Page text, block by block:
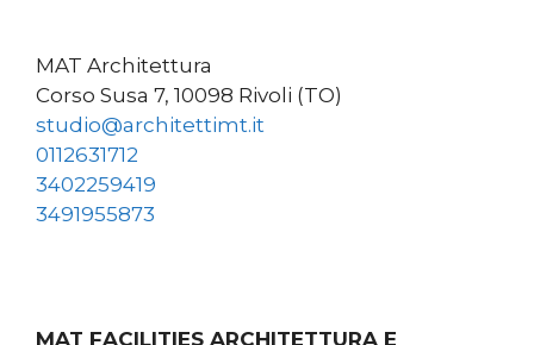
MAT Architettura
Corso Susa 7, 10098 Rivoli (TO)
studio@architettimt.it
0112631712
3402259419
3491955873
MAT FACILITIES ARCHITETTURA E